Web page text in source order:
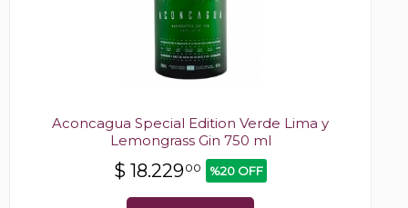
Aconcagua Special Edition Verde Lima y
Lemongrass Gin 750 ml
$ 18.22900 %20 OFF